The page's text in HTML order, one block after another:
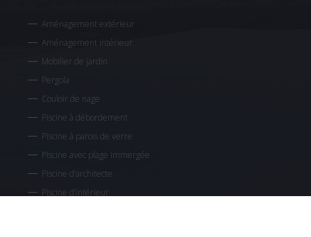
Aménagement extérieur
Aménagement intérieur
Mobilier de jardin
Pergola
Couloir de nage
Piscine à débordement
Piscine à parois de verre
Piscine avec plage immergée
Piscine d’architecte
Piscine d’intérieur